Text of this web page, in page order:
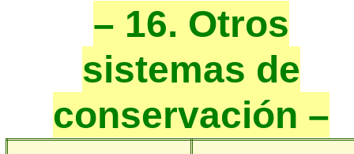
– 16. Otros
sistemas de
conservación –